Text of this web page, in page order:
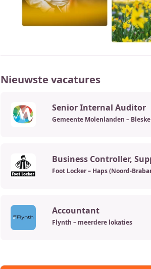
Nieuwste vacatures
Senior Internal Auditor
Gemeente Molenlanden –
Business Controller,
Foot Locker – Haps (Noord-
Accountant
Flynth – meerdere lokaties